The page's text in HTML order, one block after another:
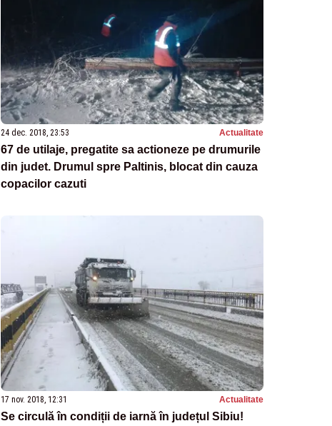
24 dec. 2018, 23:53 Actualitate
67 de utilaje, pregatite sa actioneze pe drumurile
din judet. Drumul spre Paltinis, blocat din cauza
copacilor cazuti
17 nov. 2018, 12:31 Actualitate
Se circulă în condiții de iarnă în județul Sibiu!